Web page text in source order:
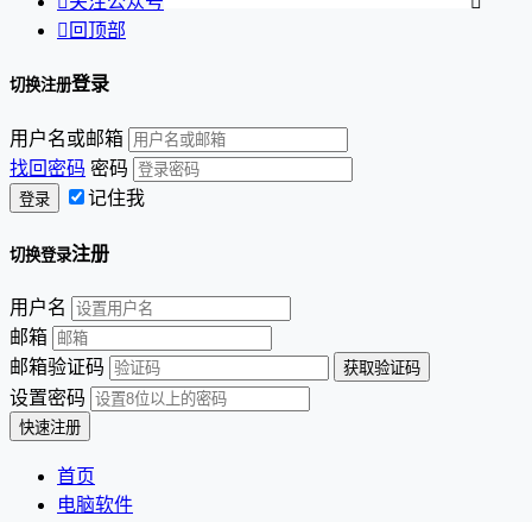
 回顶部
切换注册登录
用户名或邮箱
找回密码 密码
记住我
切换登录注册
用户名
邮箱
邮箱验证码
设置密码
首页
电脑软件